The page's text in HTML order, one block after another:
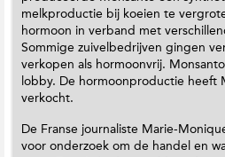
melkproductie bij koeien te
hormoon in verband met
Sommige zuivelbedrijven gingen
verkopen als hormoonvrij.
lobby. De hormoonproductie heeft
verkocht.
De Franse journaliste Marie-
voor onderzoek om de handel en